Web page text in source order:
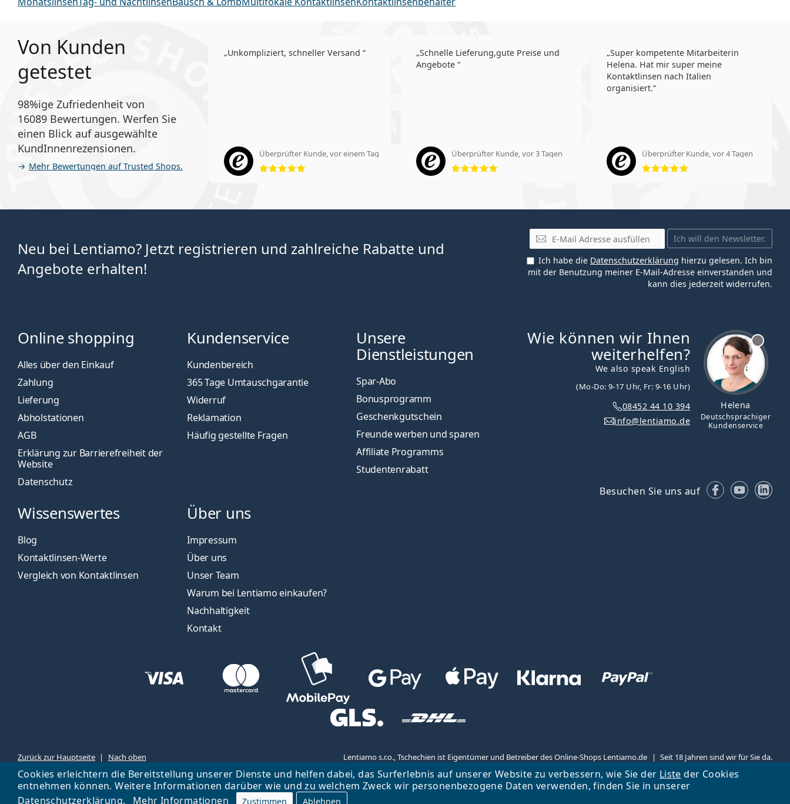
Cookies erleichtern die Bereitstellung unserer Dienste und helfen dabei, das Surferlebnis auf unserer Website zu verbessern, wie Sie der Liste der Cookies
entnehmen können. Weitere Informationen darüber wie und zu welchem Zweck wir personenbezogene Daten verwenden, finden Sie in unserer
Datenschutzerklärung. Mehr Informationen Zustimmen Ablehnen
Von Kunden
getestet
98%ige Zufriedenheit von
16089 Bewertungen. Werfen Sie
einen Blick auf ausgewählte
KundInnenrezensionen.
Mehr Bewertungen auf Trusted Shops.
Unkompliziert, schneller Versand
Überprüfter Kunde, vor einem Tag
Bewertung 5 aus 5
Schnelle Lieferung,gute Preise und
Angebote
Überprüfter Kunde, vor 3 Tagen
Bewertung 5 aus 5
Super kompetente Mitarbeiterin
Helena. Hat mir super meine
Kontaktlinsen nach Italien
organisiert.
Überprüfter Kunde, vor 4 Tagen
Bewertung 5 aus 5
Neu bei Lentiamo? Jetzt registrieren und zahlreiche Rabatte und
Angebote erhalten!
E-Mail
Ich will den Newsletter.
Ich habe die Datenschutzerklärung hierzu gelesen. Ich bin
mit der Benutzung meiner E-Mail-Adresse einverstanden und
kann dies jederzeit widerrufen.
Helena
Deutschsprachiger
Kundenservice
Wie können wir Ihnen
weiterhelfen?
We also speak English
(Mo-Do: 9-17 Uhr, Fr: 9-16 Uhr)
08452 44 10 394
info@lentiamo.de
Online shopping
Alles über den Einkauf
Zahlung
Lieferung
Abholstationen
AGB
Erklärung zur Barrierefreiheit der
Website
Datenschutz
Kundenservice
Kundenbereich
365 Tage Umtauschgarantie
Widerruf
Reklamation
Häufig gestellte Fragen
Unsere
Dienstleistungen
Spar-Abo
Bonusprogramm
Geschenkgutschein
Freunde werben und sparen
Affiliate Programms
Studentenrabatt
Wissenswertes
Blog
Kontaktlinsen-Werte
Vergleich von Kontaktlinsen
Über uns
Impressum
Über uns
Unser Team
Warum bei Lentiamo einkaufen?
Nachhaltigkeit
Kontakt
Besuchen Sie uns auf Facebook
YouTube
Zurück zur Hauptseite Nach oben Lentiamo s.r.o., Tschechien ist Eigentümer und Betreiber des Online-Shops Lentiamo.de Seit 18 Jahren sind wir für Sie da.